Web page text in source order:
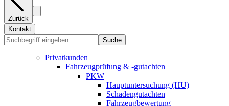
Zurück
Kontakt
Suche
Privatkunden
Fahrzeugprüfung & -gutachten
PKW
Hauptuntersuchung (HU)
Schadengutachten
Fahrzeugbewertung